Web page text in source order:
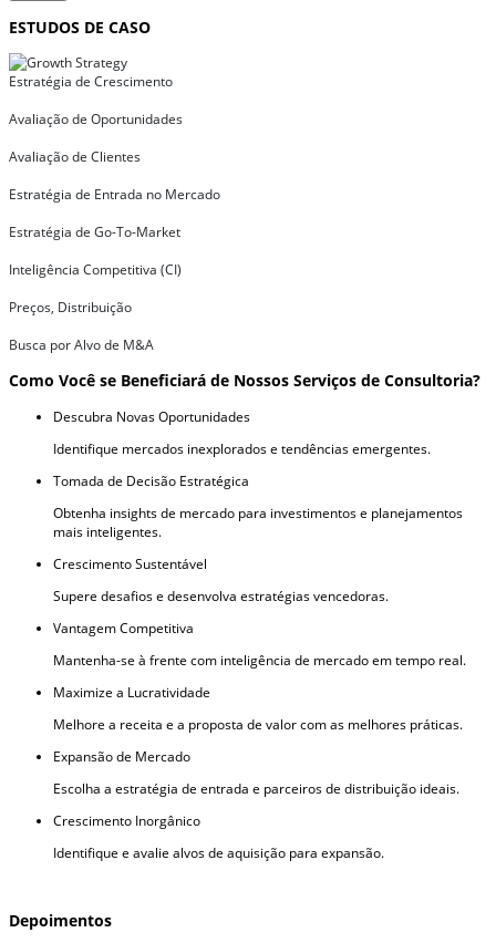
ESTUDOS DE CASO
Estratégia de Crescimento
Avaliação de Oportunidades
Avaliação de Clientes
Estratégia de Entrada no Mercado
Estratégia de Go-To-Market
Inteligência Competitiva (CI)
Preços, Distribuição
Busca por Alvo de M&A
Como Você se Beneficiará de Nossos Serviços de Consultoria?
Descubra Novas Oportunidades
Identifique mercados inexplorados e tendências emergentes.
Tomada de Decisão Estratégica
Obtenha insights de mercado para investimentos e planejamentos
mais inteligentes.
Crescimento Sustentável
Supere desafios e desenvolva estratégias vencedoras.
Vantagem Competitiva
Mantenha-se à frente com inteligência de mercado em tempo real.
Maximize a Lucratividade
Melhore a receita e a proposta de valor com as melhores práticas.
Expansão de Mercado
Escolha a estratégia de entrada e parceiros de distribuição ideais.
Crescimento Inorgânico
Identifique e avalie alvos de aquisição para expansão.
Depoimentos